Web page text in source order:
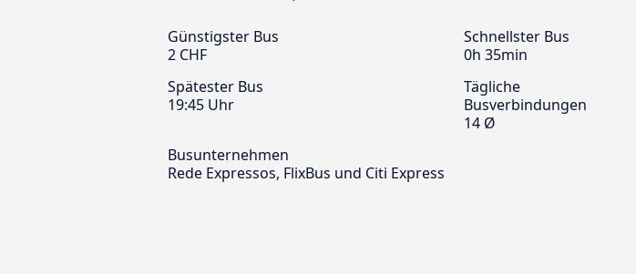
Günstigster Bus
2 CHF
Schnellster Bus
0h 35min
Spätester Bus
19:45 Uhr
Tägliche
Busverbindungen
14 Ø
Busunternehmen
Rede Expressos, FlixBus und Citi Express